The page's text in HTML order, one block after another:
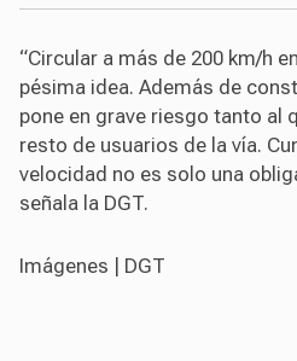
“Circular a más de 200 km/h
pésima idea. Además de
pone en grave riesgo tanto al
resto de usuarios de la vía.
velocidad no es solo una
señala la DGT.
Imágenes | DGT